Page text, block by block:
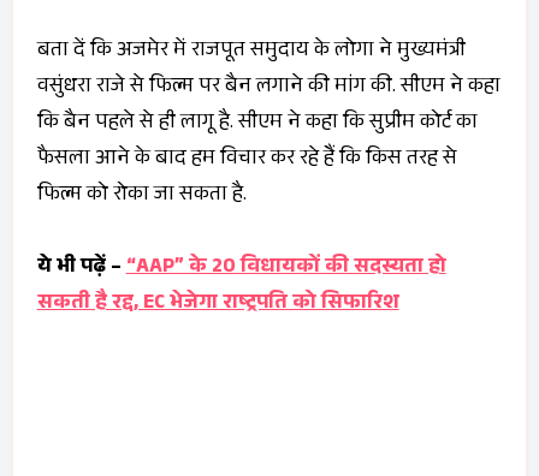
बता दें कि अजमेर में राजपूत समुदाय के लोगा ने मुख्यमंत्री
वसुंधरा राजे से फिल्म पर बैन लगाने की मांग की. सीएम ने कहा
कि बैन पहले से ही लागू है. सीएम ने कहा कि सुप्रीम कोर्ट का
फैसला आने के बाद हम विचार कर रहे हैं कि किस तरह से
फिल्म को रोका जा सकता है.
ये भी पढ़ें –“AAP” के 20 विधायकों की सदस्यता हो
सकती है रद्द, EC भेजेगा राष्ट्रपति को सिफारिश